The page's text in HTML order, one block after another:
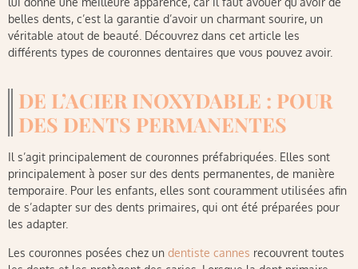
belles dents, c’est la garantie d’avoir un charmant sourire, un
véritable atout de beauté. Découvrez dans cet article les
différents types de couronnes dentaires que vous pouvez avoir.
DE L’ACIER INOXYDABLE : POUR
DES DENTS PERMANENTES
Il s’agit principalement de couronnes préfabriquées. Elles sont
principalement à poser sur des dents permanentes, de manière
temporaire. Pour les enfants, elles sont couramment utilisées afin
de s’adapter sur des dents primaires, qui ont été préparées pour
les adapter.
Les couronnes posées chez un dentiste cannes recouvrent toutes